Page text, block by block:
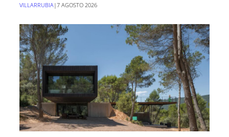
VILLARRUBIA|7 AGOSTO 2026